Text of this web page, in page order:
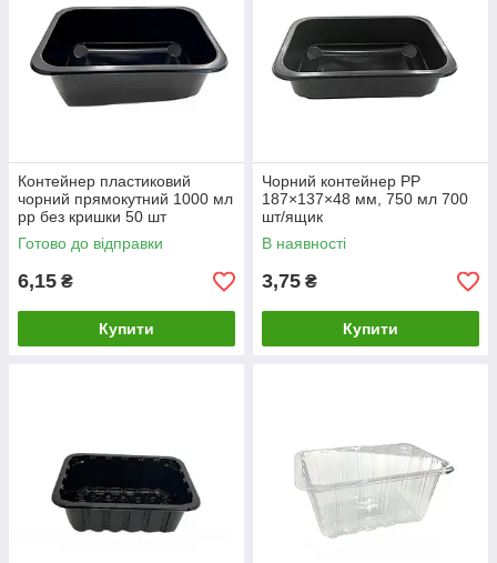
Контейнер пластиковий
чорний прямокутний 1000 мл
рр без кришки 50 шт
Готово до відправки
6,15 ₴
Купити
Чорний контейнер РР
187×137×48 мм, 750 мл 700
шт/ящик
В наявності
3,75 ₴
Купити